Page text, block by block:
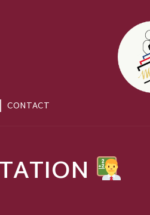
CONTACT